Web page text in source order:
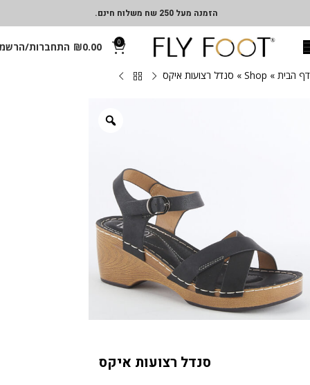
הזמנה מעל 250 שח משלוח חינם.
0
₪0.00 התחברות/
דף הבית »
Shop
» סנדל רצועות איקס
סנדל רצועות איקס